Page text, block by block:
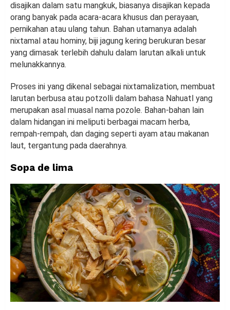
disajikan dalam satu mangkuk, biasanya disajikan kepada
orang banyak pada acara-acara khusus dan perayaan,
pernikahan atau ulang tahun. Bahan utamanya adalah
nixtamal atau hominy, biji jagung kering berukuran besar
yang dimasak terlebih dahulu dalam larutan alkali untuk
melunakkannya.
Proses ini yang dikenal sebagai nixtamalization, membuat
larutan berbusa atau potzolli dalam bahasa Nahuatl yang
merupakan asal muasal nama pozole. Bahan-bahan lain
dalam hidangan ini meliputi berbagai macam herba,
rempah-rempah, dan daging seperti ayam atau makanan
laut, tergantung pada daerahnya.
Sopa de lima